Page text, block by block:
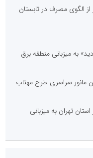
الگوی مصرف در تابستان
به میزبانی منطقه برق
مانور سراسری طرح مهتاب
تهران به میزبانی